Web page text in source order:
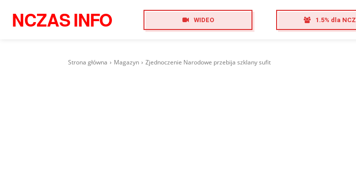
NCZASINFO WIDEO 1.5% dla
Strona główna Magazyn Zjednoczenie Narodowe przebija szklany sufit